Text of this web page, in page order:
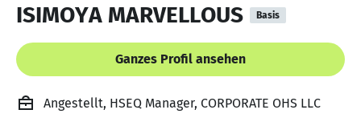
ISIMOYA MARVELLOUS Basis
Ganzes Profil ansehen
Angestellt, HSEQ Manager, CORPORATE OHS LLC